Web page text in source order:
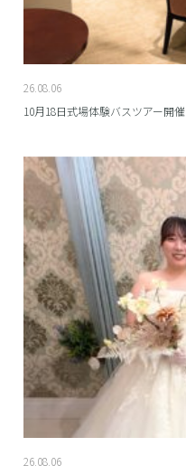
26.08.06
10月18日式場体験バスツアー開催
26.08.06